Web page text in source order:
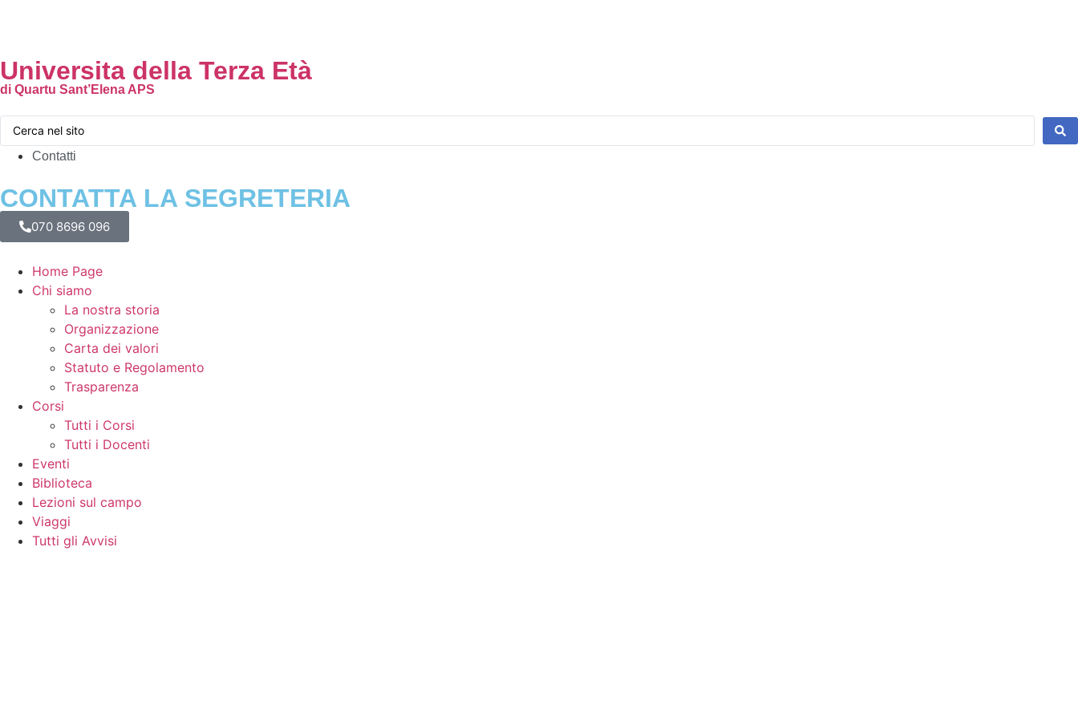
Universita della Terza Età
di Quartu Sant’Elena APS
Contatti
CONTATTA LA SEGRETERIA
070 8696 096
Home Page
Chi siamo
La nostra storia
Organizzazione
Carta dei valori
Statuto e Regolamento
Trasparenza
Corsi
Tutti i Corsi
Tutti i Docenti
Eventi
Biblioteca
Lezioni sul campo
Viaggi
Tutti gli Avvisi